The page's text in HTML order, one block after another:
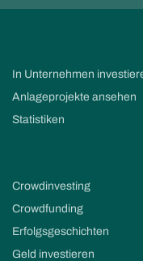
In Unternehmen
Anlageprojekte ansehen
Statistiken
Crowdinvesting
Crowdfunding
Erfolgsgeschichten
Geld investieren